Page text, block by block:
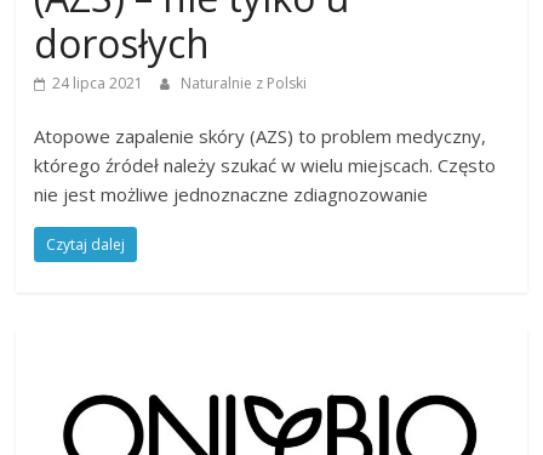
dorosłych
24 lipca 2021 Naturalnie z Polski
Atopowe zapalenie skóry (AZS) to problem medyczny,
którego źródeł należy szukać w wielu miejscach. Często
nie jest możliwe jednoznaczne zdiagnozowanie
Czytaj dalej